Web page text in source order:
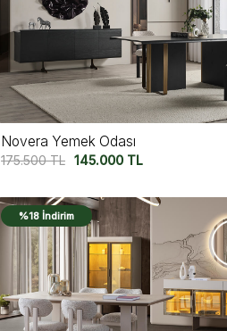
Novera Yemek Odası
175.500TL 145.000 TL
%18 İndirim